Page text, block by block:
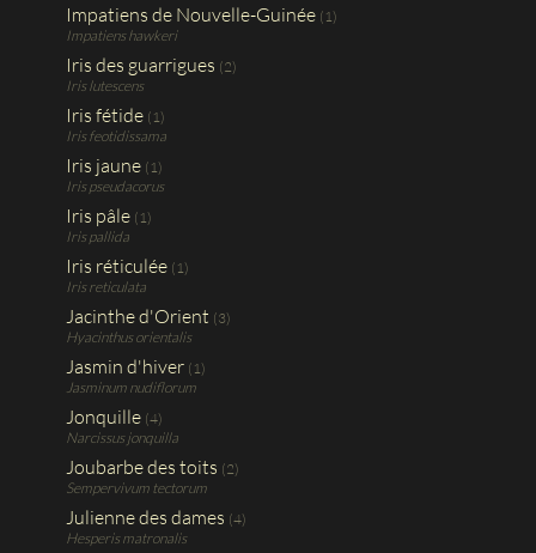
Impatiens de Nouvelle-Guinée (1)
Impatiens hawkeri
Iris des guarrigues (2)
Iris lutescens
Iris fétide (1)
Iris feotidissama
Iris jaune (1)
Iris pseudacorus
Iris pâle (1)
Iris pallida
Iris réticulée (1)
Iris reticulata
Jacinthe d'Orient (3)
Hyacinthus orientalis
Jasmin d'hiver (1)
Jasminum nudiflorum
Jonquille (4)
Narcissus jonquilla
Joubarbe des toits (2)
Sempervivum tectorum
Julienne des dames (4)
Hesperis matronalis